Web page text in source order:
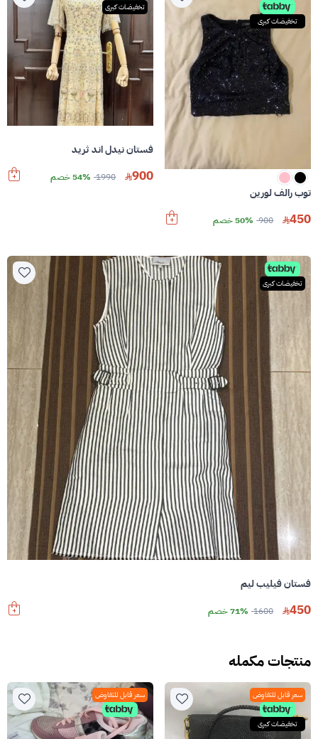
تخفيضات كبرى
توب رالف لورين
450
900 50% خصم
تخفيضات كبرى
فستان نيدل اند ثريد
900
1990 54% خصم
تخفيضات كبرى
فستان فيليب ليم
450
1600 71% خصم
منتجات مكمله
سعر قابل للتفاوض
تخفيضات كبرى
سعر قابل للتفاوض